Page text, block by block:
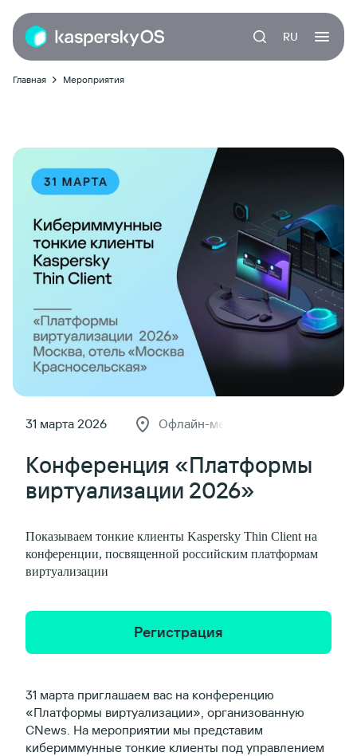
RU
Главная Мероприятия
31 марта 2026 Офлайн-мероприятие
Конференция «Платформы
виртуализации 2026»
Показываем тонкие клиенты Kaspersky Thin Client на
конференции, посвященной российским платформам
виртуализации
Регистрация
31 марта приглашаем вас на конференцию
«Платформы виртуализации», организованную
CNews. На мероприятии мы представим
кибериммунные тонкие клиенты под управлением